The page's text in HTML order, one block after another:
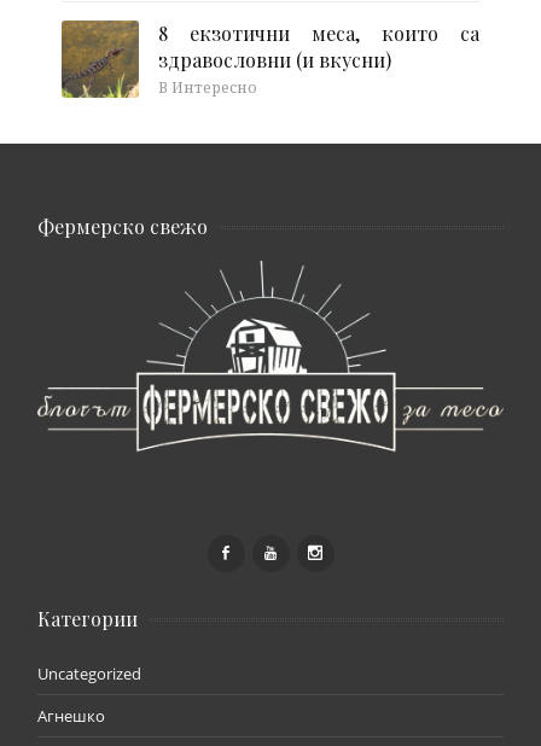
8 екзотични меса, които са
здравословни (и вкусни)
В Интересно
Фермерско свежо
Категории
Uncategorized
Агнешко